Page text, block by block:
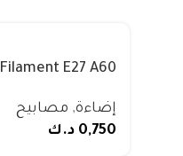
Filament E27 A60 / خيط لمبة E27 A60
إضاءة, مصابيح
0,750 د.ك